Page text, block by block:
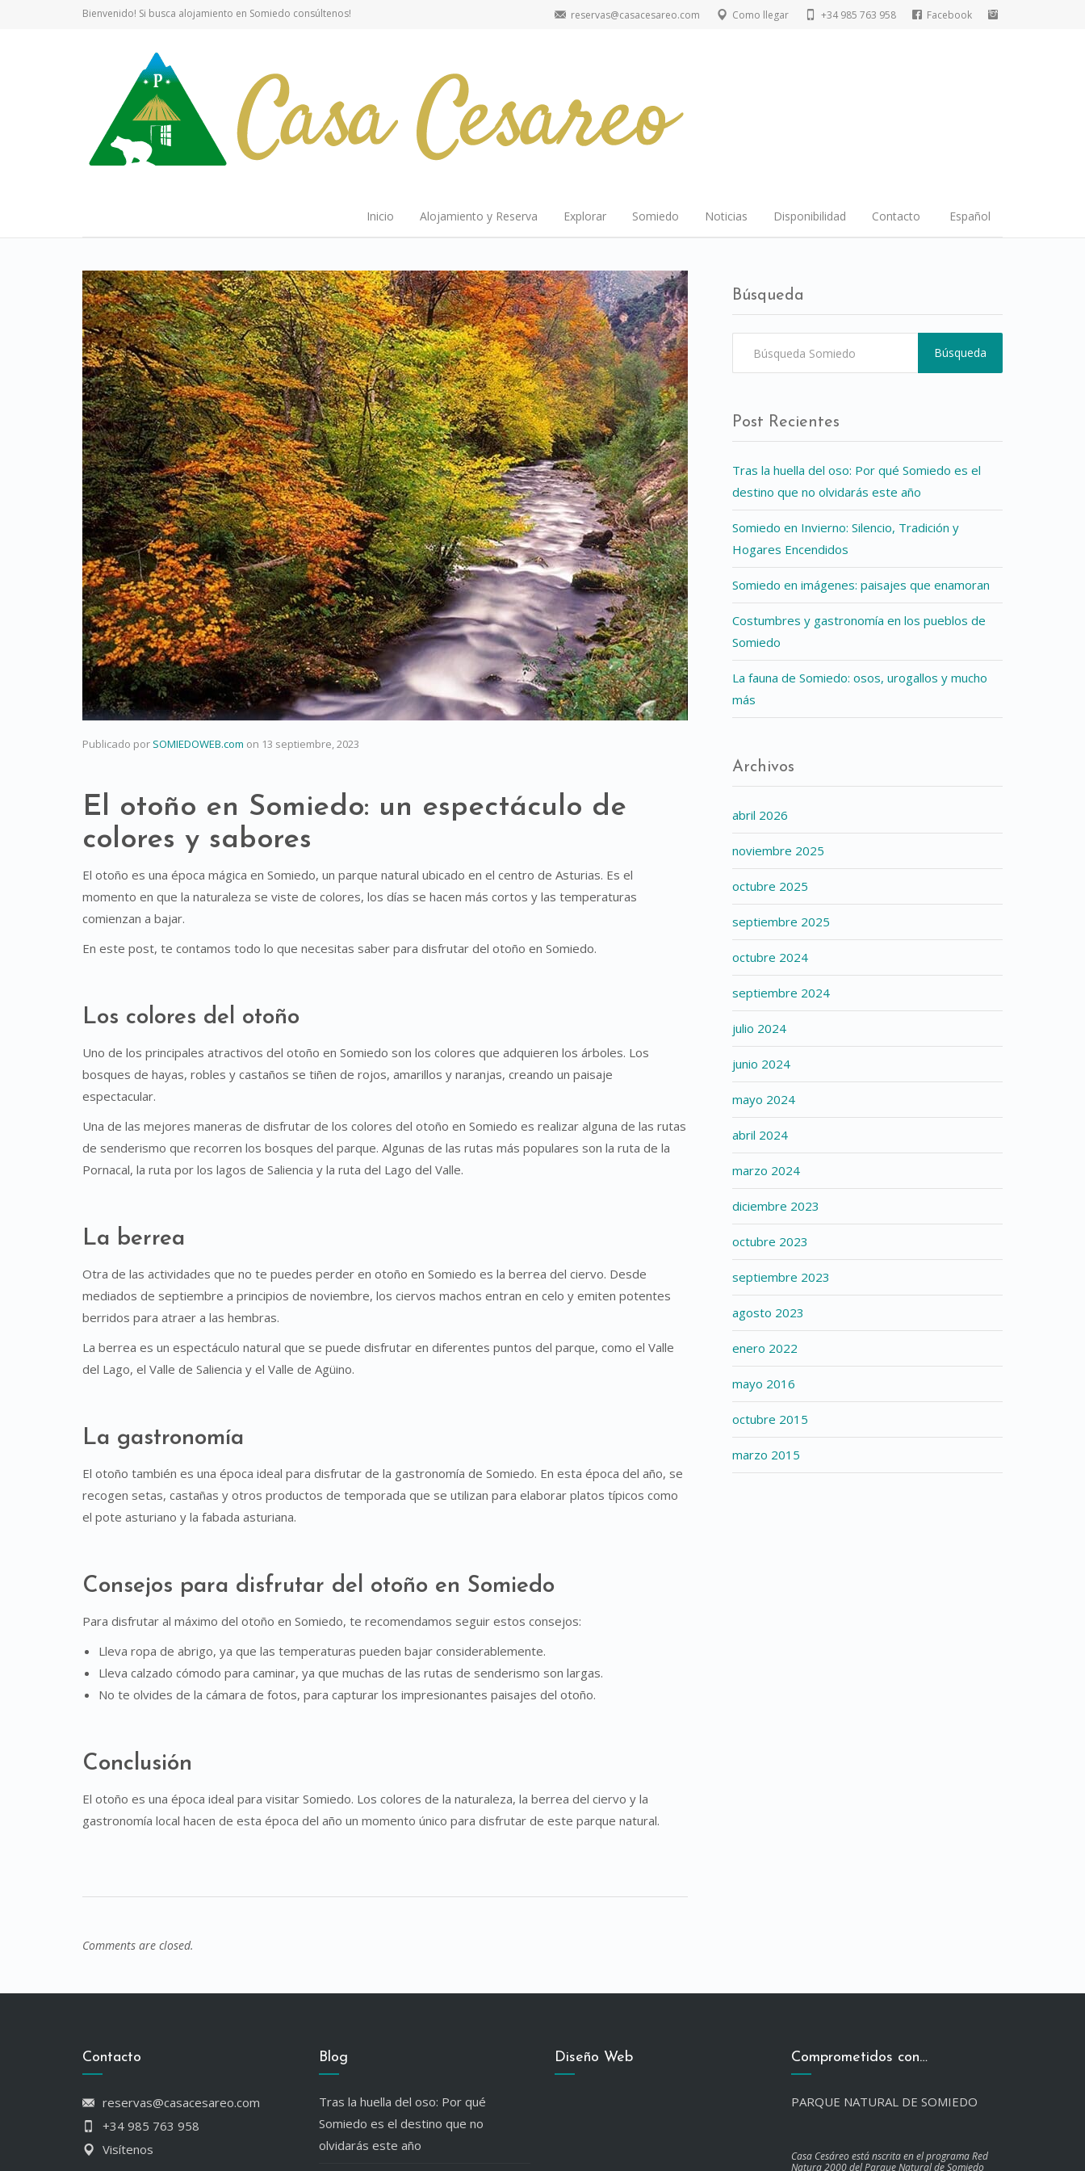
Bienvenido! Si busca alojamiento en Somiedo consúltenos! reservas@casacesareo.com Como llegar +34 985 763 958 Facebook
Inicio Alojamiento y Reserva Explorar Somiedo Noticias Disponibilidad Contacto Español
Publicado por SOMIEDOWEB.com on 13 septiembre, 2023
El otoño en Somiedo: un espectáculo de
colores y sabores
El otoño es una época mágica en Somiedo, un parque natural ubicado en el centro de Asturias. Es el
momento en que la naturaleza se viste de colores, los días se hacen más cortos y las temperaturas
comienzan a bajar.
En este post, te contamos todo lo que necesitas saber para disfrutar del otoño en Somiedo.
Los colores del otoño
Uno de los principales atractivos del otoño en Somiedo son los colores que adquieren los árboles. Los
bosques de hayas, robles y castaños se tiñen de rojos, amarillos y naranjas, creando un paisaje
espectacular.
Una de las mejores maneras de disfrutar de los colores del otoño en Somiedo es realizar alguna de las rutas
de senderismo que recorren los bosques del parque. Algunas de las rutas más populares son la ruta de la
Pornacal, la ruta por los lagos de Saliencia y la ruta del Lago del Valle.
La berrea
Otra de las actividades que no te puedes perder en otoño en Somiedo es la berrea del ciervo. Desde
mediados de septiembre a principios de noviembre, los ciervos machos entran en celo y emiten potentes
berridos para atraer a las hembras.
La berrea es un espectáculo natural que se puede disfrutar en diferentes puntos del parque, como el Valle
del Lago, el Valle de Saliencia y el Valle de Agüino.
La gastronomía
El otoño también es una época ideal para disfrutar de la gastronomía de Somiedo. En esta época del año, se
recogen setas, castañas y otros productos de temporada que se utilizan para elaborar platos típicos como
el pote asturiano y la fabada asturiana.
Consejos para disfrutar del otoño en Somiedo
Para disfrutar al máximo del otoño en Somiedo, te recomendamos seguir estos consejos:
Lleva ropa de abrigo, ya que las temperaturas pueden bajar considerablemente.
Lleva calzado cómodo para caminar, ya que muchas de las rutas de senderismo son largas.
No te olvides de la cámara de fotos, para capturar los impresionantes paisajes del otoño.
Conclusión
El otoño es una época ideal para visitar Somiedo. Los colores de la naturaleza, la berrea del ciervo y la
gastronomía local hacen de esta época del año un momento único para disfrutar de este parque natural.
Comments are closed.
Búsqueda
Búsqueda
Post Recientes
Tras la huella del oso: Por qué Somiedo es el
destino que no olvidarás este año
Somiedo en Invierno: Silencio, Tradición y
Hogares Encendidos
Somiedo en imágenes: paisajes que enamoran
Costumbres y gastronomía en los pueblos de
Somiedo
La fauna de Somiedo: osos, urogallos y mucho
más
Archivos
abril 2026
noviembre 2025
octubre 2025
septiembre 2025
octubre 2024
septiembre 2024
julio 2024
junio 2024
mayo 2024
abril 2024
marzo 2024
diciembre 2023
octubre 2023
septiembre 2023
agosto 2023
enero 2022
mayo 2016
octubre 2015
marzo 2015
Contacto
reservas@casacesareo.com
+34 985 763 958
Visítenos
Blog
Tras la huella del oso: Por qué
Somiedo es el destino que no
olvidarás este año
Diseño Web Comprometidos con…
PARQUE NATURAL DE SOMIEDO
Casa Cesáreo está nscrita en el programa Red
Natura 2000 del Parque Natural de Somiedo